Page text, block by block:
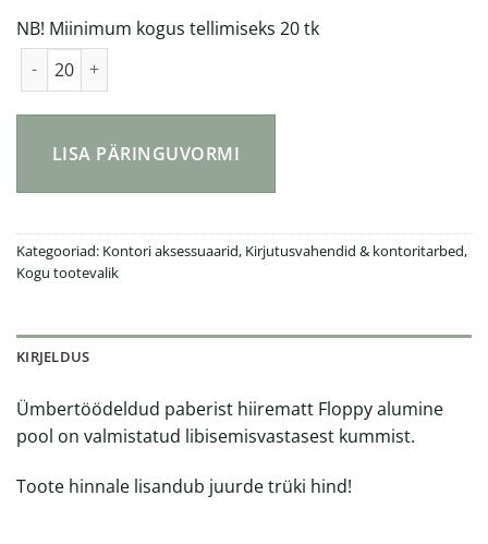
NB! Miinimum kogus tellimiseks 20 tk
LISA PÄRINGUVORMI
Kategooriad: Kontori aksessuaarid, Kirjutusvahendid & kontoritarbed,
Kogu tootevalik
KIRJELDUS
Ümbertöödeldud paberist hiirematt Floppy alumine
pool on valmistatud libisemisvastasest kummist.
Toote hinnale lisandub juurde trüki hind!